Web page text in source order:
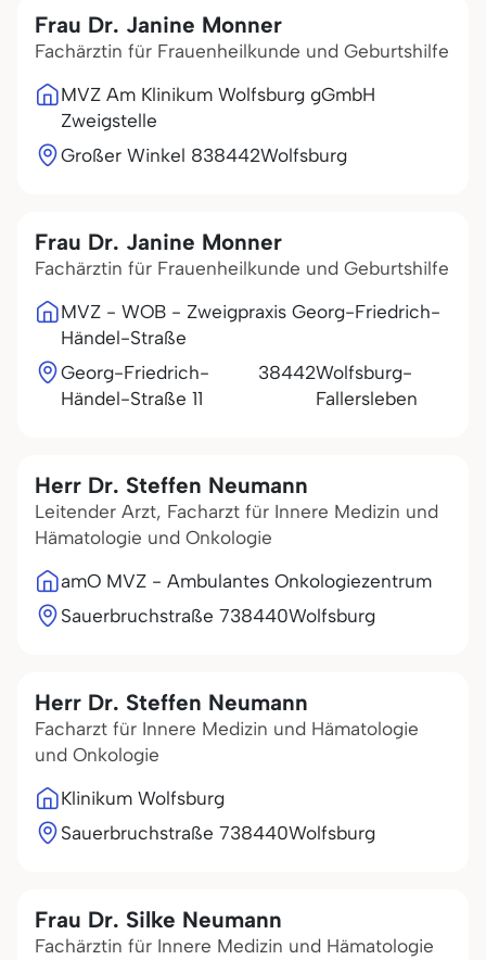
Frau Dr. Janine Monner
Fachärztin für Frauenheilkunde und Geburtshilfe
MVZ Am Klinikum Wolfsburg gGmbH
Zweigstelle
Großer Winkel 838442Wolfsburg
Frau Dr. Janine Monner
Fachärztin für Frauenheilkunde und Geburtshilfe
MVZ - WOB - Zweigpraxis Georg-Friedrich-
Händel-Straße
Georg-Friedrich-
Händel-Straße 11
38442Wolfsburg-
Fallersleben
Herr Dr. Steffen Neumann
Leitender Arzt, Facharzt für Innere Medizin und
Hämatologie und Onkologie
amO MVZ - Ambulantes Onkologiezentrum
Sauerbruchstraße 738440Wolfsburg
Herr Dr. Steffen Neumann
Facharzt für Innere Medizin und Hämatologie
und Onkologie
Klinikum Wolfsburg
Sauerbruchstraße 738440Wolfsburg
Frau Dr. Silke Neumann
Fachärztin für Innere Medizin und Hämatologie